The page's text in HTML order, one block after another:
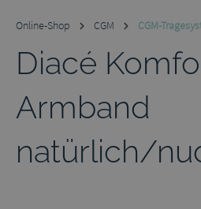
Online-Shop CGM CGM-
Diacé
Armband
natürlich/